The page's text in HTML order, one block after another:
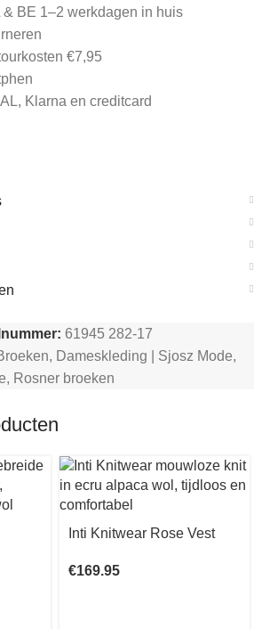
BE 1–2 werkdagen in huis
€7,95
Klarna en creditcard
61945 282-17
, Dameskleding | Sjosz Mode,
, Rosner broeken
Inti Knitwear Rose Vest
€169.95